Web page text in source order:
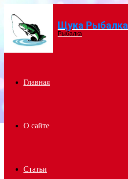
Menu Щука Рыбалка
Рыбалка
Главная
О сайте
Статьи